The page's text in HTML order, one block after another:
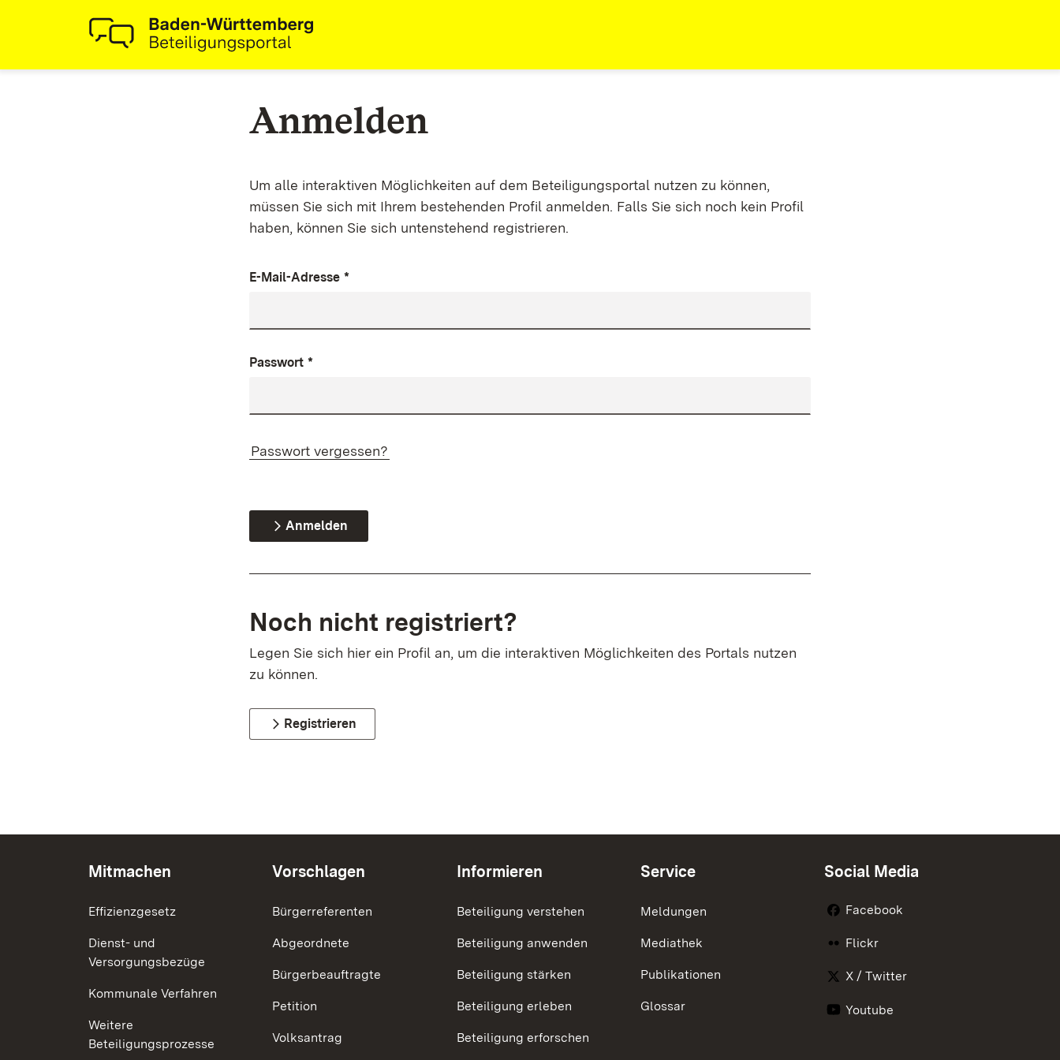
Anmelden
Um alle interaktiven Möglichkeiten auf dem Beteiligungsportal nutzen zu können,
müssen Sie sich mit Ihrem bestehenden Profil anmelden. Falls Sie sich noch kein Profil
haben, können Sie sich untenstehend registrieren.
E-Mail-Adresse *
Passwort *
Passwort vergessen?
Anmelden
Noch nicht registriert?
Legen Sie sich hier ein Profil an, um die interaktiven Möglichkeiten des Portals nutzen
zu können.
Registrieren
Mitmachen
Effizienzgesetz
Dienst- und
Versorgungsbezüge
Kommunale Verfahren
Weitere
Beteiligungsprozesse
Vorschlagen
Bürgerreferenten
Abgeordnete
Bürgerbeauftragte
Petition
Volksantrag
Informieren
Beteiligung verstehen
Beteiligung anwenden
Beteiligung stärken
Beteiligung erleben
Beteiligung erforschen
Service
Meldungen
Mediathek
Publikationen
Glossar
Social Media
Facebook
Flickr
X / Twitter
Youtube